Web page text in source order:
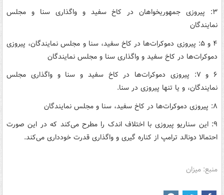
۳: پیروزی جمهوریخواهان در کاخ سفید و واگذاری سنا و مجلس
نمایندگان
۴ و ۵: پیروزی دموکرات‌ها در کاخ سفید، سنا و مجلس نمایندگان، پیروزی
دموکرات‌ها در کاخ سفید و واگذاری سنا و مجلس نمایندگان
۶ و ۷: پیروزی دموکرات‌ها در کاخ سفید و سنا و واگذاری مجلس
نمایندگان، و یا تنها پیروزی در سنا.
۸: پیروزی دموکرات‌ها در کاخ سفید، سنا و مجلس نمایندگان
۹: این سناریو پیروزی با اختلاف اندک را مطرح می‌کند که در این صورت
احتمالا دونالد ترامپ از کناره گیری و واگذاری قدرت خودداری می‌کند.
منبع: میزان